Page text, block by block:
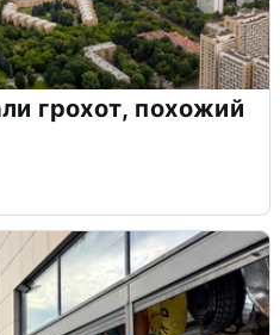
грохот, похожий